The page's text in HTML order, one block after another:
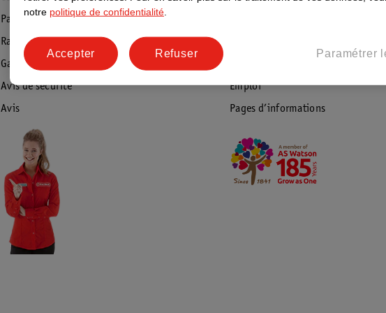
Paiement
Rappel & Retour
Garantie
Avis de sécurité
Avis
Emploi
Pages d’informations
notre politique de confidentialité
Paramétrer
Refuser
Accepter